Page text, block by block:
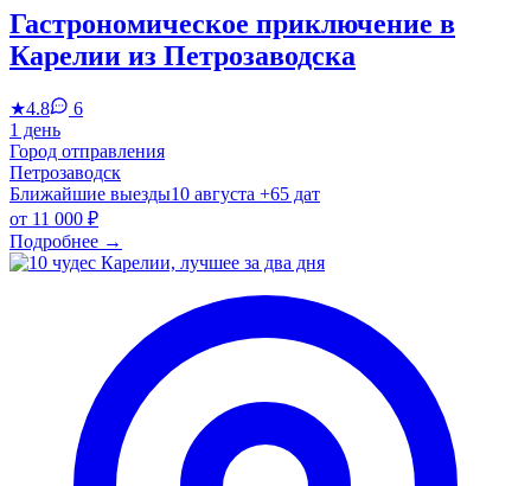
Гастрономическое приключение в
Карелии из Петрозаводска
★4.8
6
1 день
Город отправления
Петрозаводск
Ближайшие выезды10 августа +65 дат
от 11 000 ₽
Подробнее →